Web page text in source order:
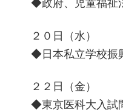
◆政府、児童福祉
２０日（水）
◆日本私立学校振
２２日（金）
◆東京医科大入試